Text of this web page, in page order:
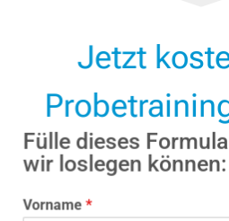
Jetzt
Fülle dieses
wir loslegen können:
Vorname *